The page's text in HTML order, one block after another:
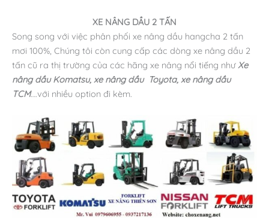
XE NÂNG DẦU 2 TẤN
Song song với việc phân phối xe nâng dầu hangcha 2 tấn
mơi 100%, Chúng tôi còn cung cấp các dòng xe nâng dầu 2
tấn cũ ra thị trường của các hãng xe nâng nổi tiếng như Xe
nâng dầu Komatsu, xe nâng dầu Toyota, xe nâng dầu
TCM….với nhiều option đi kèm.